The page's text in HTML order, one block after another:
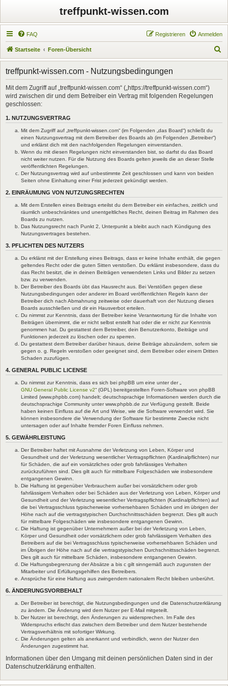
treffpunkt-wissen.com
FAQ Anmelden
Registrieren
Startseite Foren-Übersicht
u
treffpunkt-wissen.com - Nutzungsbedingungen
Mit dem Zugriff auf „treffpunkt-wissen.com“ („https://treffpunkt-wissen.com“)
wird zwischen dir und dem Betreiber ein Vertrag mit folgenden Regelungen
geschlossen:
1. NUTZUNGSVERTRAG
Mit dem Zugriff auf „treffpunkt-wissen.com“ (im Folgenden „das Board“) schließt du
einen Nutzungsvertrag mit dem Betreiber des Boards ab (im Folgenden „Betreiber“)
und erklärst dich mit den nachfolgenden Regelungen einverstanden.
Wenn du mit diesen Regelungen nicht einverstanden bist, so darfst du das Board
nicht weiter nutzen. Für die Nutzung des Boards gelten jeweils die an dieser Stelle
veröffentlichten Regelungen.
Der Nutzungsvertrag wird auf unbestimmte Zeit geschlossen und kann von beiden
Seiten ohne Einhaltung einer Frist jederzeit gekündigt werden.
2. EINRÄUMUNG VON NUTZUNGSRECHTEN
Mit dem Erstellen eines Beitrags erteilst du dem Betreiber ein einfaches, zeitlich und
räumlich unbeschränktes und unentgeltliches Recht, deinen Beitrag im Rahmen des
Boards zu nutzen.
Das Nutzungsrecht nach Punkt 2, Unterpunkt a bleibt auch nach Kündigung des
Nutzungsvertrages bestehen.
3. PFLICHTEN DES NUTZERS
Du erklärst mit der Erstellung eines Beitrags, dass er keine Inhalte enthält, die gegen
geltendes Recht oder die guten Sitten verstoßen. Du erklärst insbesondere, dass du
das Recht besitzt, die in deinen Beiträgen verwendeten Links und Bilder zu setzen
bzw. zu verwenden.
Der Betreiber des Boards übt das Hausrecht aus. Bei Verstößen gegen diese
Nutzungsbedingungen oder anderer im Board veröffentlichten Regeln kann der
Betreiber dich nach Abmahnung zeitweise oder dauerhaft von der Nutzung dieses
Boards ausschließen und dir ein Hausverbot erteilen.
Du nimmst zur Kenntnis, dass der Betreiber keine Verantwortung für die Inhalte von
Beiträgen übernimmt, die er nicht selbst erstellt hat oder die er nicht zur Kenntnis
genommen hat. Du gestattest dem Betreiber, dein Benutzerkonto, Beiträge und
Funktionen jederzeit zu löschen oder zu sperren.
Du gestattest dem Betreiber darüber hinaus, deine Beiträge abzuändern, sofern sie
gegen o. g. Regeln verstoßen oder geeignet sind, dem Betreiber oder einem Dritten
Schaden zuzufügen.
4. GENERAL PUBLIC LICENSE
Du nimmst zur Kenntnis, dass es sich bei phpBB um eine unter der „
GNU General Public License v2“ (GPL) bereitgestellten Foren-Software von phpBB
Limited (www.phpbb.com) handelt; deutschsprachige Informationen werden durch die
deutschsprachige Community unter www.phpbb.de zur Verfügung gestellt. Beide
haben keinen Einfluss auf die Art und Weise, wie die Software verwendet wird. Sie
können insbesondere die Verwendung der Software für bestimmte Zwecke nicht
untersagen oder auf Inhalte fremder Foren Einfluss nehmen.
5. GEWÄHRLEISTUNG
Der Betreiber haftet mit Ausnahme der Verletzung von Leben, Körper und
Gesundheit und der Verletzung wesentlicher Vertragspflichten (Kardinalpflichten) nur
für Schäden, die auf ein vorsätzliches oder grob fahrlässiges Verhalten
zurückzuführen sind. Dies gilt auch für mittelbare Folgeschäden wie insbesondere
entgangenen Gewinn.
Die Haftung ist gegenüber Verbrauchern außer bei vorsätzlichem oder grob
fahrlässigem Verhalten oder bei Schäden aus der Verletzung von Leben, Körper und
Gesundheit und der Verletzung wesentlicher Vertragspflichten (Kardinalpflichten) auf
die bei Vertragsschluss typischerweise vorhersehbaren Schäden und im übrigen der
Höhe nach auf die vertragstypischen Durchschnittsschäden begrenzt. Dies gilt auch
für mittelbare Folgeschäden wie insbesondere entgangenen Gewinn.
Die Haftung ist gegenüber Unternehmern außer bei der Verletzung von Leben,
Körper und Gesundheit oder vorsätzlichem oder grob fahrlässigem Verhalten des
Betreibers auf die bei Vertragsschluss typischerweise vorhersehbaren Schäden und
im Übrigen der Höhe nach auf die vertragstypischen Durchschnittsschäden begrenzt.
Dies gilt auch für mittelbare Schäden, insbesondere entgangenen Gewinn.
Die Haftungsbegrenzung der Absätze a bis c gilt sinngemäß auch zugunsten der
Mitarbeiter und Erfüllungsgehilfen des Betreibers.
Ansprüche für eine Haftung aus zwingendem nationalem Recht bleiben unberührt.
6. ÄNDERUNGSVORBEHALT
Der Betreiber ist berechtigt, die Nutzungsbedingungen und die Datenschutzerklärung
zu ändern. Die Änderung wird dem Nutzer per E-Mail mitgeteilt.
Der Nutzer ist berechtigt, den Änderungen zu widersprechen. Im Falle des
Widerspruchs erlischt das zwischen dem Betreiber und dem Nutzer bestehende
Vertragsverhältnis mit sofortiger Wirkung.
Die Änderungen gelten als anerkannt und verbindlich, wenn der Nutzer den
Änderungen zugestimmt hat.
Informationen über den Umgang mit deinen persönlichen Daten sind in der
Datenschutzerklärung enthalten.